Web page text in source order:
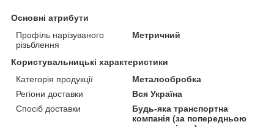
Основні атрибути
Профіль нарізуваного
різьблення
Метричний
Користувальницькі характеристики
Категорія продукції
Металообробка
Регіони доставки
Вся Україна
Спосіб доставки
Будь-яка транспортна
компанія (за попередньою